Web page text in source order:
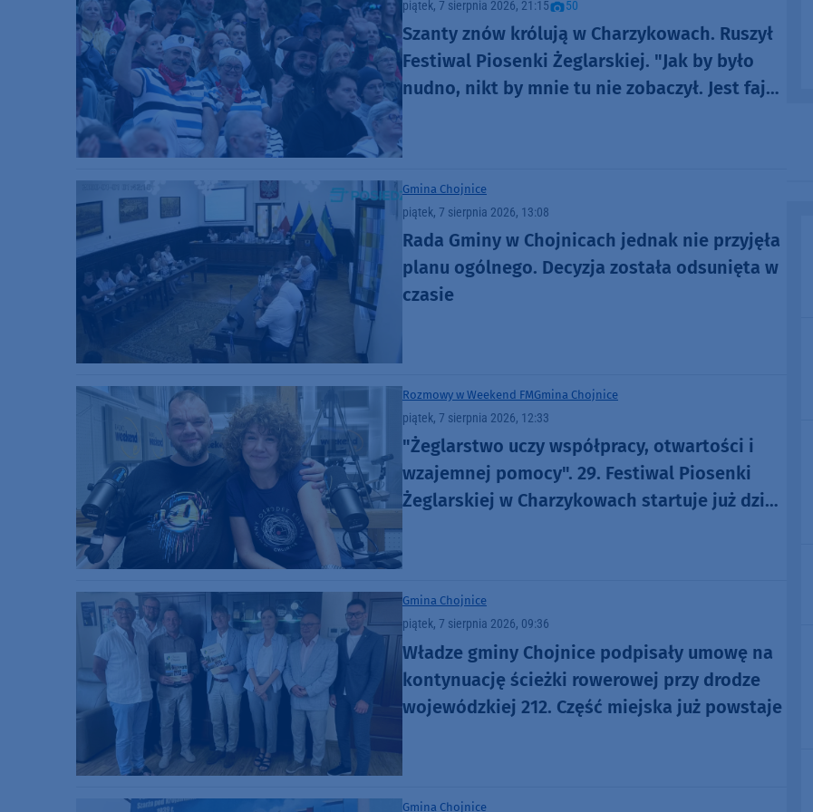
piątek, 7 sierpnia 2026, 21:15 50
Szanty znów królują w Charzykowach. Ruszył
Festiwal Piosenki Żeglarskiej. "Jak by było
nudno, nikt by mnie tu nie zobaczył. Jest fajna
Gmina Chojnice
piątek, 7 sierpnia 2026, 13:08
Rada Gminy w Chojnicach jednak nie przyjęła
planu ogólnego. Decyzja została odsunięta w
czasie
Rozmowy w Weekend FMGmina Chojnice
piątek, 7 sierpnia 2026, 12:33
"Żeglarstwo uczy współpracy, otwartości i
wzajemnej pomocy". 29. Festiwal Piosenki
Żeglarskiej w Charzykowach startuje już dziś.
Gmina Chojnice
piątek, 7 sierpnia 2026, 09:36
Władze gminy Chojnice podpisały umowę na
kontynuację ścieżki rowerowej przy drodze
wojewódzkiej 212. Część miejska już powstaje
Gmina Chojnice